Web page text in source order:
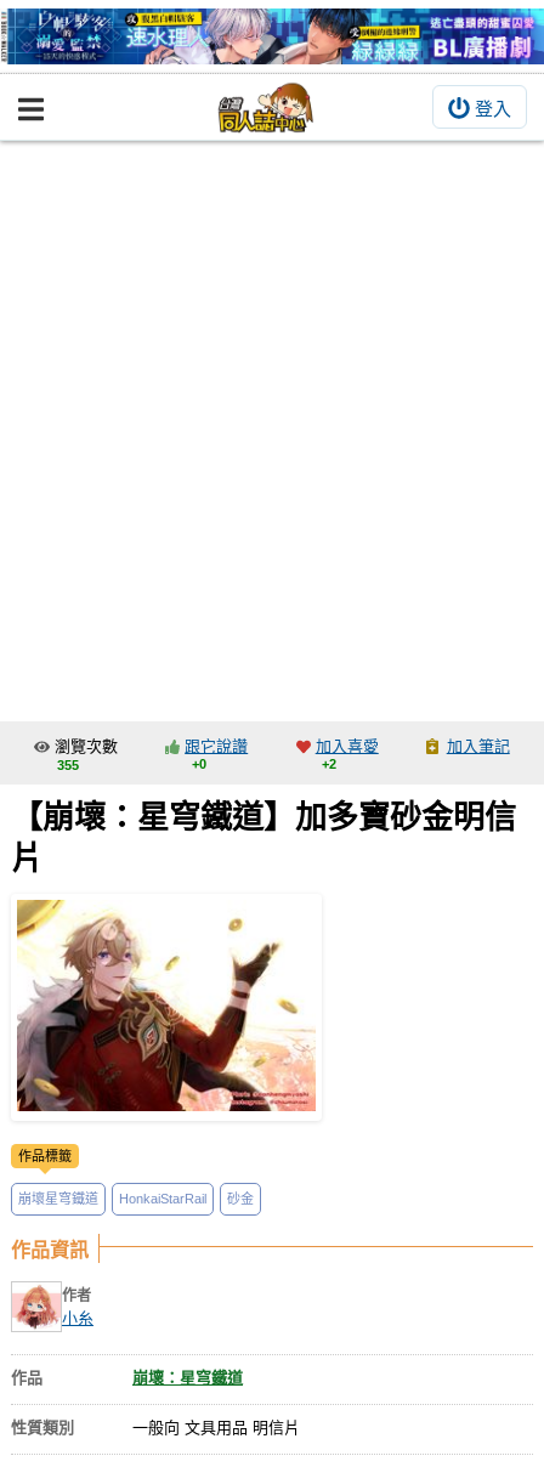
登入
BOOKY書集倉庫
交流中心
攤位轉讓區
會員功能選單
註冊會員
登入
瀏覽次數
355
跟它說讚
+0
加入喜愛
+2
加入筆記
【崩壞：星穹鐵道】加多寶砂金明信
片
作品標籤
崩壞星穹鐵道 HonkaiStarRail 砂金
作品資訊
作者
小糸
作品 崩壞：星穹鐵道
性質類別 一般向 文具用品 明信片